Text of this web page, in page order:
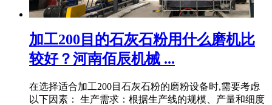
加工200目的石灰石粉用什么磨机比
较好？河南佰辰机械 ...
在选择适合加工200目石灰石粉的磨粉设备时,需要考虑
以下因素： 生产需求：根据生产线的规模、产量和细度